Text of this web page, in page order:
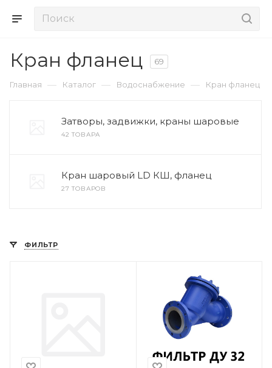
Кран фланец 69
Главная — Каталог — Водоснабжение — Кран фланец
Затворы, задвижки, краны шаровые
42 ТОВАРА
Кран шаровый LD КШ, фланец
27 ТОВАРОВ
ФИЛЬТР